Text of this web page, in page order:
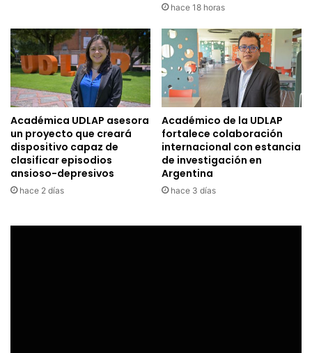
hace 18 horas
Académica UDLAP asesora
un proyecto que creará
dispositivo capaz de
clasificar episodios
ansioso-depresivos
hace 2 días
Académico de la UDLAP
fortalece colaboración
internacional con estancia
de investigación en
Argentina
hace 3 días